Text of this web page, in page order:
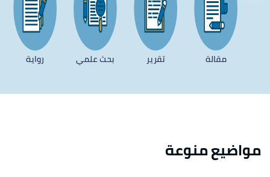
مقالة تقرير بحث علمي رواية
مواضيع منوعة